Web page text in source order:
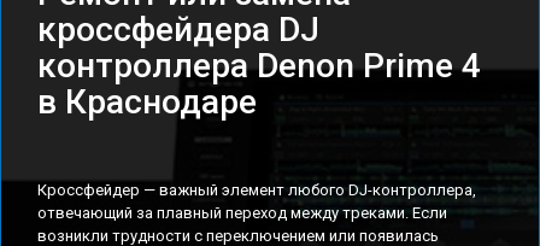
кроссфейдера DJ
контроллера Denon Prime 4
в Краснодаре
Кроссфейдер — важный элемент любого DJ-контроллера,
отвечающий за плавный переход между треками. Если
возникли трудности с переключением или появилась